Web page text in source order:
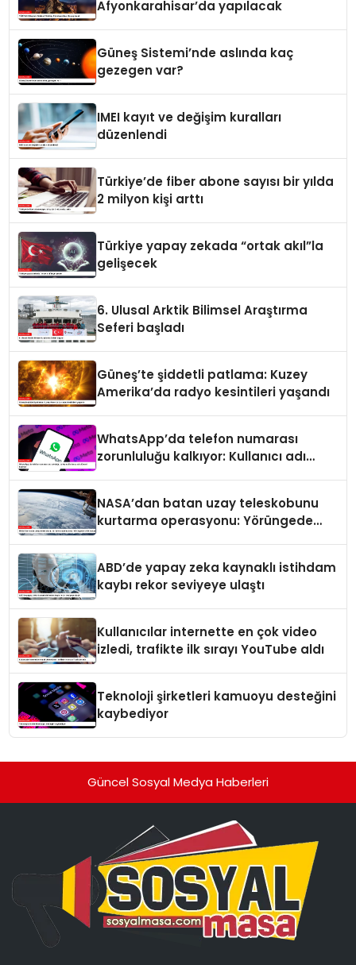
Afyonkarahisar’da yapılacak
Güneş Sistemi’nde aslında kaç
gezegen var?
IMEI kayıt ve değişim kuralları
düzenlendi
Türkiye’de fiber abone sayısı bir yılda
2 milyon kişi arttı
Türkiye yapay zekada “ortak akıl”la
gelişecek
6. Ulusal Arktik Bilimsel Araştırma
Seferi başladı
Güneş’te şiddetli patlama: Kuzey
Amerika’da radyo kesintileri yaşandı
WhatsApp’da telefon numarası
zorunluluğu kalkıyor: Kullanıcı adı
NASA’dan batan uzay teleskobunu
kurtarma operasyonu: Yörüngede
ABD’de yapay zeka kaynaklı istihdam
kaybı rekor seviyeye ulaştı
Kullanıcılar internette en çok video
izledi, trafikte ilk sırayı YouTube aldı
Teknoloji şirketleri kamuoyu desteğini
kaybediyor
Güncel Sosyal Medya Haberleri